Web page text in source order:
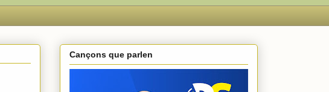
Cançons que parlen